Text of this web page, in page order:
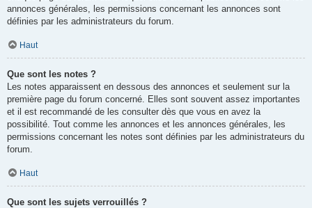
annonces générales, les permissions concernant les annonces sont
définies par les administrateurs du forum.
Haut
Que sont les notes ?
Les notes apparaissent en dessous des annonces et seulement sur la
première page du forum concerné. Elles sont souvent assez importantes
et il est recommandé de les consulter dès que vous en avez la
possibilité. Tout comme les annonces et les annonces générales, les
permissions concernant les notes sont définies par les administrateurs du
forum.
Haut
Que sont les sujets verrouillés ?